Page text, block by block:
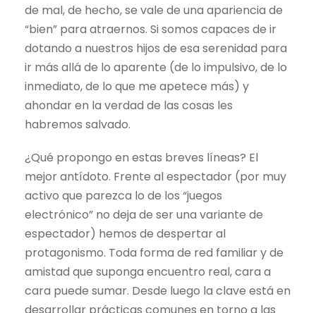
de mal, de hecho, se vale de una apariencia de
“bien” para atraernos. Si somos capaces de ir
dotando a nuestros hijos de esa serenidad para
ir más allá de lo aparente (de lo impulsivo, de lo
inmediato, de lo que me apetece más) y
ahondar en la verdad de las cosas les
habremos salvado.
¿Qué propongo en estas breves líneas? El
mejor antídoto. Frente al espectador (por muy
activo que parezca lo de los “juegos
electrónico” no deja de ser una variante de
espectador) hemos de despertar al
protagonismo. Toda forma de red familiar y de
amistad que suponga encuentro real, cara a
cara puede sumar. Desde luego la clave está en